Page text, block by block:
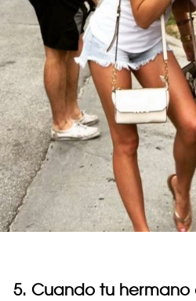
5. Cuando tu hermano